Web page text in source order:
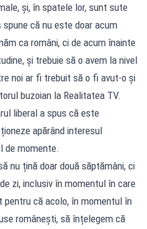
și, în spatele lor, sunt sute
că nu este doar acum
ca români, ci de acum înainte
și trebuie să o avem la nivel
noi ar fi trebuit să o fi avut-o și
buzoian la Realitatea TV.
liberal a spus că este
apărând interesul
de momente.
nu țină doar două săptămâni, ci
zi, inclusiv în momentul în care
pentru că acolo, în momentul în
românești, să înțelegem că